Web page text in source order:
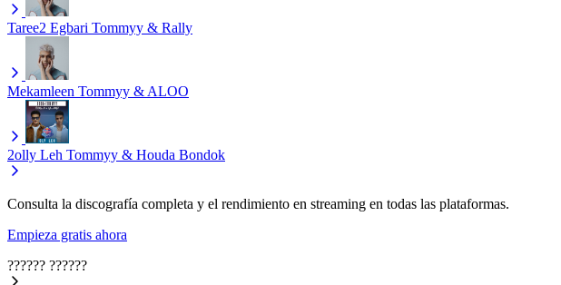
Taree2 Egbari Tommyy & Rally
Mekamleen Tommyy & ALOO
2olly Leh Tommyy & Houda Bondok
Consulta la discografía completa y el rendimiento en streaming en todas las plataformas.
Empieza gratis ahora
?????? ??????